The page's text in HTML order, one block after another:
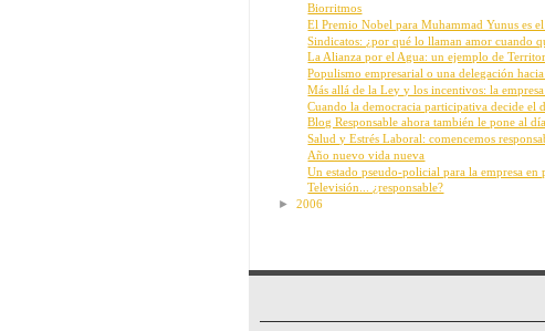
Biorritmos
El Premio Nobel para Muhammad Yunus es el
Sindicatos: ¿por qué lo llaman amor cuando
La Alianza por el Agua: un ejemplo de
Populismo empresarial o una delegación
Más allá de la Ley y los incentivos: la empresa
Cuando la democracia participativa decide el
Blog Responsable ahora también le pone al
Salud y Estrés Laboral: comencemos
Año nuevo vida nueva
Un estado pseudo-policial para la empresa en
Televisión... ¿responsable?
► 2006